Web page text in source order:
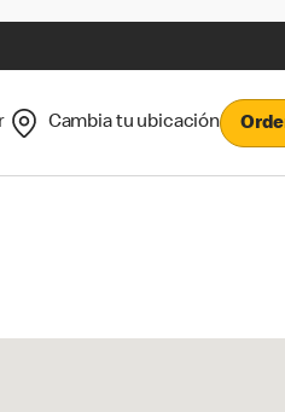
Cambia tu ubicación